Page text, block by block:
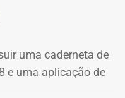
uma caderneta de
e uma aplicação de